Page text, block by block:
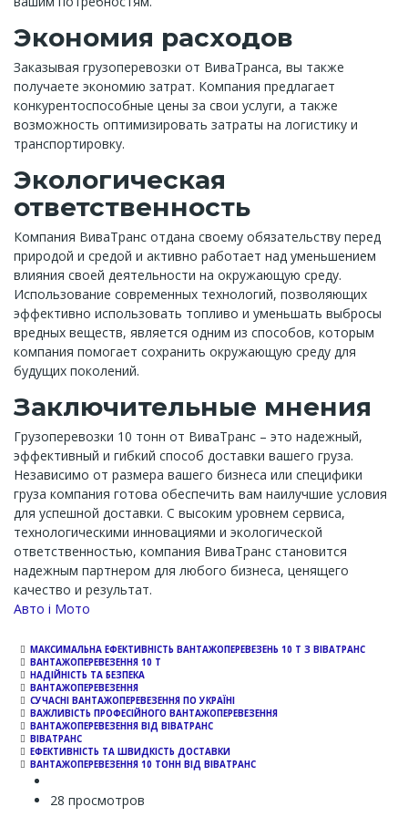
Экономия расходов
Заказывая грузоперевозки от ВиваТранса, вы также
получаете экономию затрат. Компания предлагает
конкурентоспособные цены за свои услуги, а также
возможность оптимизировать затраты на логистику и
транспортировку.
Экологическая
ответственность
Компания ВиваТранс отдана своему обязательству перед
природой и средой и активно работает над уменьшением
влияния своей деятельности на окружающую среду.
Использование современных технологий, позволяющих
эффективно использовать топливо и уменьшать выбросы
вредных веществ, является одним из способов, которым
компания помогает сохранить окружающую среду для
будущих поколений.
Заключительные мнения
Грузоперевозки 10 тонн от ВиваТранс – это надежный,
эффективный и гибкий способ доставки вашего груза.
Независимо от размера вашего бизнеса или специфики
груза компания готова обеспечить вам наилучшие условия
для успешной доставки. С высоким уровнем сервиса,
технологическими инновациями и экологической
ответственностью, компания ВиваТранс становится
надежным партнером для любого бизнеса, ценящего
качество и результат.
Channel
Авто і Мото
МАКСИМАЛЬНА ЕФЕКТИВНІСТЬ ВАНТАЖОПЕРЕВЕЗЕНЬ 10 Т З ВІВАТРАНС
ВАНТАЖОПЕРЕВЕЗЕННЯ 10 Т
НАДІЙНІСТЬ ТА БЕЗПЕКА
ВАНТАЖОПЕРЕВЕЗЕННЯ
СУЧАСНІ ВАНТАЖОПЕРЕВЕЗЕННЯ ПО УКРАЇНІ
ВАЖЛИВІСТЬ ПРОФЕСІЙНОГО ВАНТАЖОПЕРЕВЕЗЕННЯ
ВАНТАЖОПЕРЕВЕЗЕННЯ ВІД ВІВАТРАНС
ВІВАТРАНС
ЕФЕКТИВНІСТЬ ТА ШВИДКІСТЬ ДОСТАВКИ
ВАНТАЖОПЕРЕВЕЗЕННЯ 10 ТОНН ВІД ВІВАТРАНС
28 просмотров